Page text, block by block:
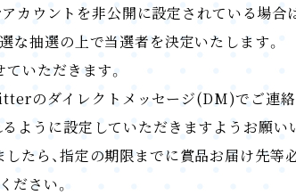
カウントを非公開に設定されている場合
な抽選の上で当選者を決定いたします。
いただきます。
のダイレクトメッセージ(DM)でご連
ように設定していただきますようお願い
したら、指定の期限までに賞品お届け先
ださい。